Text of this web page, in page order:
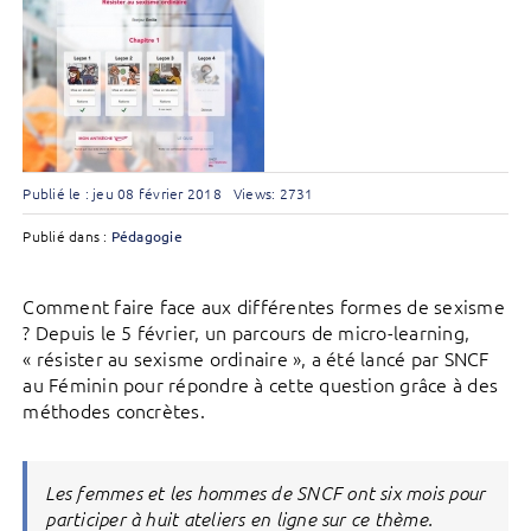
Publié le : jeu 08 février 2018 Views: 2731
Publié dans : Pédagogie
Comment faire face aux différentes formes de sexisme
? Depuis le 5 février, un parcours de micro-learning,
« résister au sexisme ordinaire », a été lancé par SNCF
au Féminin pour répondre à cette question grâce à des
méthodes concrètes.
Les femmes et les hommes de SNCF ont six mois pour
participer à huit ateliers en ligne sur ce thème.